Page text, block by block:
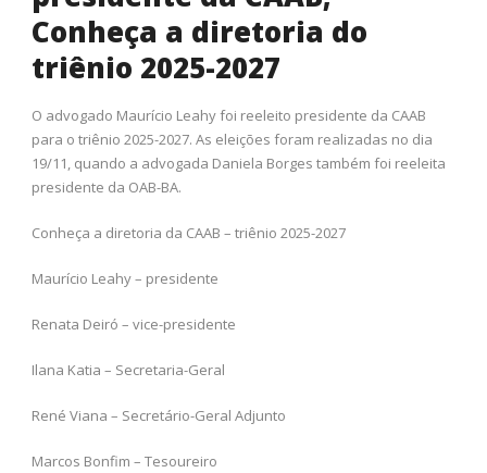
Conheça a diretoria do
triênio 2025-2027
O advogado Maurício Leahy foi reeleito presidente da CAAB
para o triênio 2025-2027. As eleições foram realizadas no dia
19/11, quando a advogada Daniela Borges também foi reeleita
presidente da OAB-BA.
Conheça a diretoria da CAAB – triênio 2025-2027
Maurício Leahy – presidente
Renata Deiró – vice-presidente
Ilana Katia – Secretaria-Geral
René Viana – Secretário-Geral Adjunto
Marcos Bonfim – Tesoureiro